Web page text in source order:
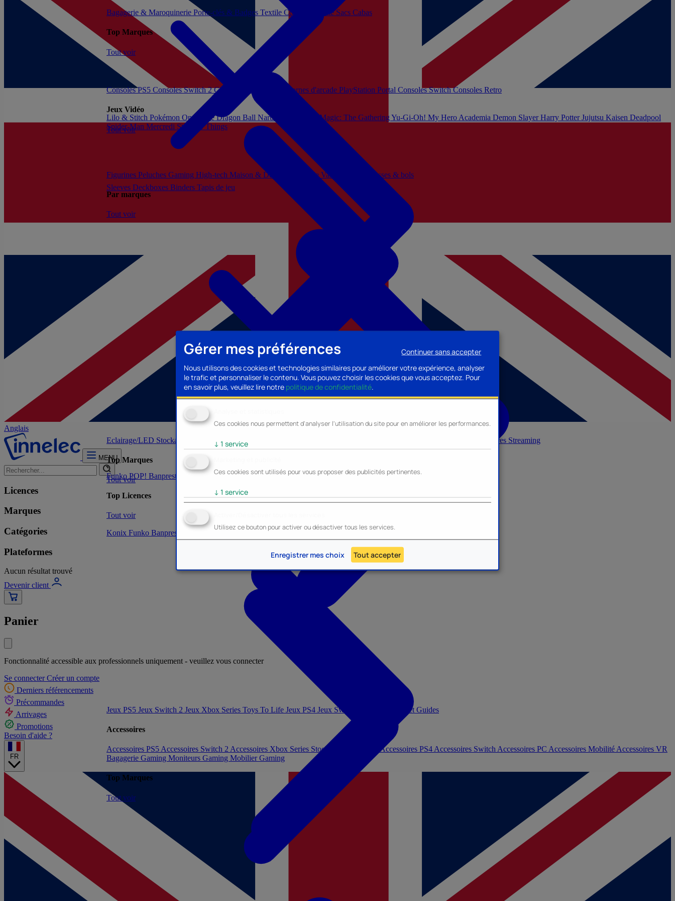
Gérer mes préférences
Nous utilisons des cookies et technologies similaires pour améliorer votre expérience, analyser
le trafic et personnaliser le contenu. Vous pouvez choisir les cookies que vous acceptez. Pour
en savoir plus, veuillez lire notre politique de confidentialité.
Ces cookies nous permettent d'analyser l'utilisation du site pour en améliorer les performances.
↓ 1 service
Ces cookies sont utilisés pour vous proposer des publicités pertinentes.
↓ 1 service
Utilisez ce bouton pour activer ou désactiver tous les services.
Continuer sans accepter
Enregistrer mes choix Tout accepter
Anglais
MENU
Licences
Marques
Catégories
Plateformes
Aucun résultat trouvé
Devenir client
Panier
Fonctionnalité accessible aux professionnels uniquement - veuillez vous connecter
Se connecter Créer un compte
Derniers référencements
Précommandes
Arrivages
Promotions
Besoin d'aide ?
FR
Figurines Peluches Gaming High-tech Maison & Décoration ModeVaisselle Mugs, tasses & bols
Par marques
Tout voir
Konix Funko Banpresto NOUVEAU - Heroes Inc.
Consoles PS5 Consoles Switch 2Consoles Xbox Series Bornes d'arcade PlayStation Portal Consoles SwitchConsoles Retro
Jeux Vidéo
Tout voir
Jeux PS5 Jeux Switch 2 Jeux Xbox Series Toys To Life Jeux PS4 Jeux Switch Livres et Guides
Accessoires
Accessoires PS5 Accessoires Switch 2 Accessoires Xbox Series Stockage et Mémoire Accessoires PS4 Accessoires Switch Accessoires PC Accessoires Mobilité Accessoires VR
Bagagerie Gaming Moniteurs Gaming Mobilier Gaming
Top Marques
Tout voir
Bagagerie & Maroquinerie Porte-clés & Badges Textile Cosplay BeautéSacs Cabas
Top Marques
Tout voir
Funko POP! Banpresto Plastoy StorLyoEnescoCerdaMighty Jaxx
Top Licences
Tout voir
Sleeves Deckboxes Binders Tapis de jeu
Eclairage/LED Stockage/Mémoire Accessoires PC Accessoires Streaming
Top Marques
Tout voir
Lilo & Stitch Pokémon One PieceDragon Ball Naruto Hello KittyMagic: The Gathering Yu-Gi-Oh! My Hero Academia Demon SlayerHarry PotterJujutsu Kaisen Deadpool
Spider-Man Mercredi Stranger Things